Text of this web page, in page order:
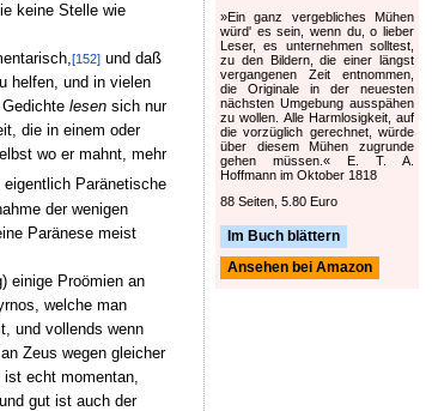
keine Stelle wie
[152] und daß
helfen, und in vielen
lesensich nur
die in einem oder
wo er mahnt, mehr
Paränetische
der wenigen
Paränese meist
einige Proömien an
welche man
und vollends wenn
Zeus wegen gleicher
echt momentan,
gut ist auch der
»Ein ganz vergebliches Mühen
würd' es sein, wenn du, o lieber
Leser, es unternehmen solltest,
zu den Bildern, die einer längst
vergangenen Zeit entnommen,
die Originale in der neuesten
nächsten Umgebung ausspähen
zu wollen. Alle Harmlosigkeit, auf
die vorzüglich gerechnet, würde
über diesem Mühen zugrunde
gehen müssen.« E. T. A.
Hoffmann im Oktober 1818
88 Seiten, 5.80 Euro
Im Buch blättern
Ansehen bei Amazon